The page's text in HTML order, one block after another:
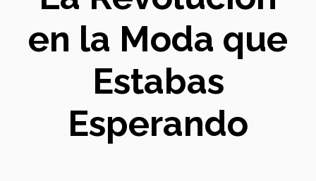
en la Moda que
Estabas
Esperando